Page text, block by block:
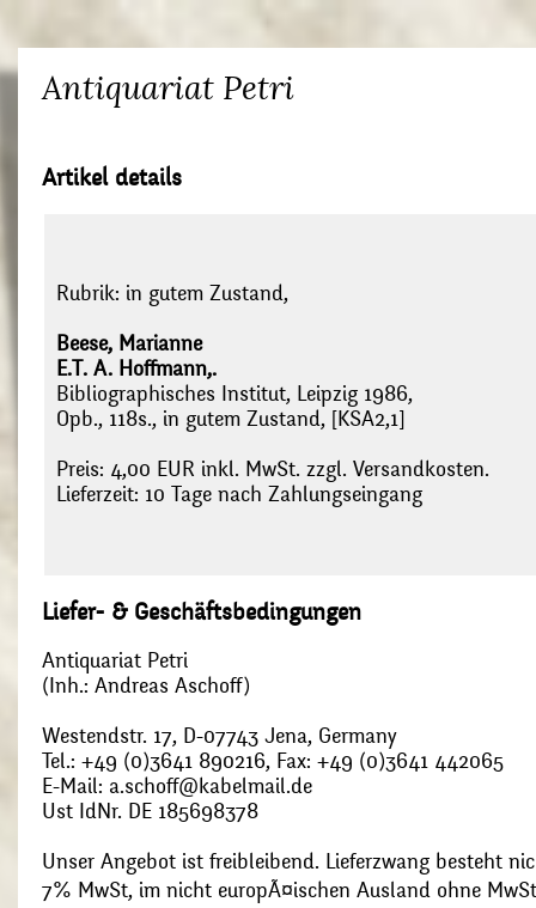
Antiquariat Petri
Artikel details
Rubrik: in gutem Zustand,
Beese, Marianne
E.T. A. Hoffmann,.
Bibliographisches Institut, Leipzig 1986,
Opb., 118s., in gutem Zustand, [KSA2,1]
Preis: 4,00 EUR inkl. MwSt. zzgl. Versandkosten.
Lieferzeit: 10 Tage nach Zahlungseingang
Liefer- & Geschäftsbedingungen
Antiquariat Petri
(Inh.: Andreas Aschoff)
Westendstr. 17, D-07743 Jena, Germany
Tel.: +49 (0)3641 890216, Fax: +49 (0)3641 442065
E-Mail: a.schoff@kabelmail.de
Ust IdNr. DE 185698378
Unser Angebot ist freibleibend. Lieferzwang besteht
7% MwSt, im nicht europÃ¤ischen Ausland ohne